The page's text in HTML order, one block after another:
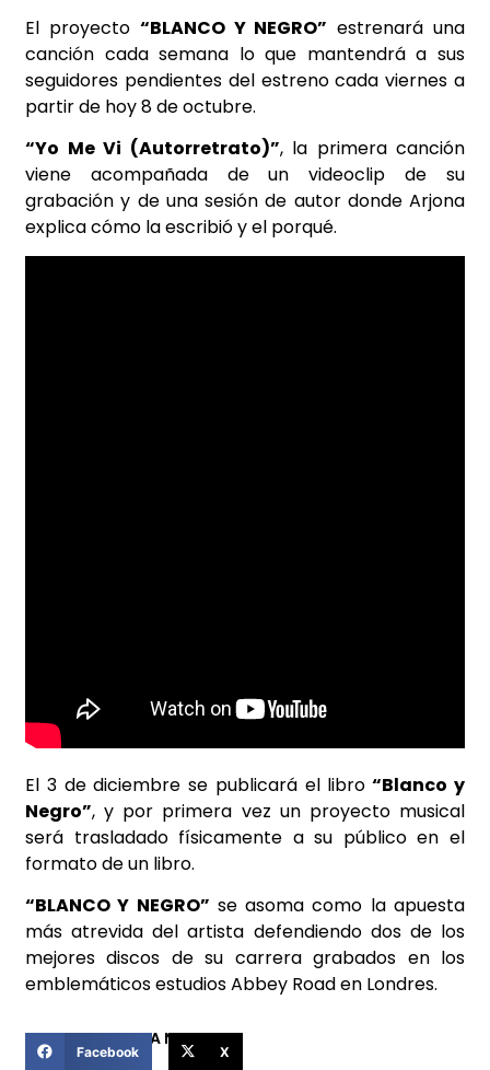
El proyecto “BLANCO Y NEGRO” estrenará una
canción cada semana lo que mantendrá a sus
seguidores pendientes del estreno cada viernes a
partir de hoy 8 de octubre.
“Yo Me Vi (Autorretrato)”, la primera canción
viene acompañada de un videoclip de su
grabación y de una sesión de autor donde Arjona
explica cómo la escribió y el porqué.
El 3 de diciembre se publicará el libro “Blanco y
Negro”, y por primera vez un proyecto musical
será trasladado físicamente a su público en el
formato de un libro.
“BLANCO Y NEGRO” se asoma como la apuesta
más atrevida del artista defendiendo dos de los
mejores discos de su carrera grabados en los
emblemáticos estudios Abbey Road en Londres.
COMPARTIR ESTA NOTICIA
Facebook X